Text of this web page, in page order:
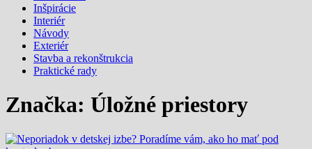
Inšpirácie
Interiér
Návody
Exteriér
Stavba a rekonštrukcia
Praktické rady
Značka: Úložné priestory